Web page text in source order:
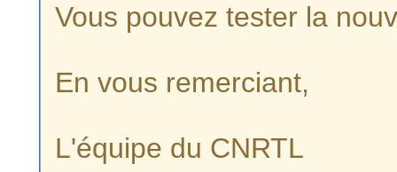
Vous pouvez tester la
En vous remerciant,
L'équipe du CNRTL